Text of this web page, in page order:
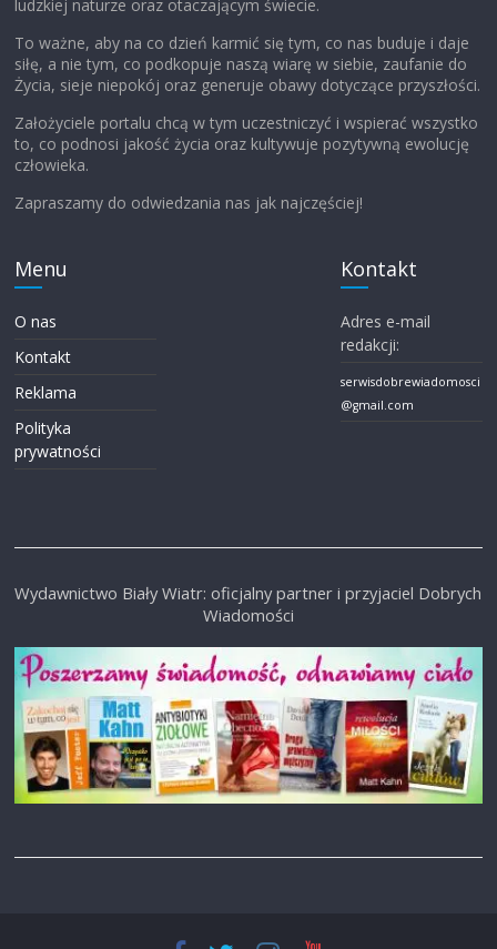
ludzkiej naturze oraz otaczającym świecie.
To ważne, aby na co dzień karmić się tym, co nas buduje i daje
siłę, a nie tym, co podkopuje naszą wiarę w siebie, zaufanie do
Życia, sieje niepokój oraz generuje obawy dotyczące przyszłości.
Założyciele portalu chcą w tym uczestniczyć i wspierać wszystko
to, co podnosi jakość życia oraz kultywuje pozytywną ewolucję
człowieka.
Zapraszamy do odwiedzania nas jak najczęściej!
Menu
O nas
Kontakt
Reklama
Polityka
prywatności
Kontakt
Adres e-mail
redakcji:
serwisdobrewiadomosci
@gmail.com
Wydawnictwo Biały Wiatr: oficjalny partner i przyjaciel Dobrych
Wiadomości